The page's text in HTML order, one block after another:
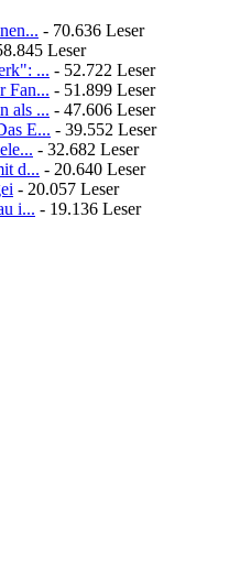
- 70.636 Leser
Leser
... - 52.722 Leser
Fan... - 51.899 Leser
als ... - 47.606 Leser
E... - 39.552 Leser
- 32.682 Leser
d... - 20.640 Leser
- 20.057 Leser
i... - 19.136 Leser